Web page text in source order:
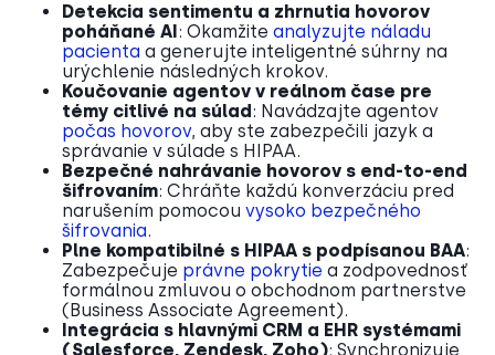
Detekcia sentimentu a zhrnutia hovorov
poháňané AI: Okamžite analyzujte náladu
pacienta a generujte inteligentné súhrny na
urýchlenie následných krokov.
Koučovanie agentov v reálnom čase pre
témy citlivé na súlad: Navádzajte agentov
počas hovorov, aby ste zabezpečili jazyk a
správanie v súlade s HIPAA.
Bezpečné nahrávanie hovorov s end-to-end
šifrovaním: Chráňte každú konverzáciu pred
narušením pomocou vysoko bezpečného
šifrovania.
Plne kompatibilné s HIPAA s podpísanou BAA:
Zabezpečuje právne pokrytie a zodpovednosť
formálnou zmluvou o obchodnom partnerstve
(Business Associate Agreement).
Integrácia s hlavnými CRM a EHR systémami
(Salesforce, Zendesk, Zoho): Synchronizuje